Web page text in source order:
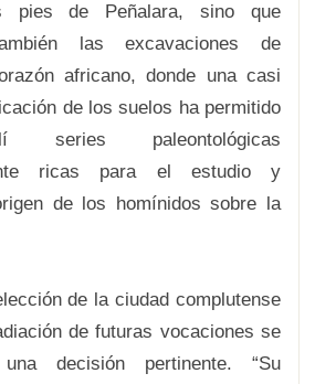
pies de Peñalara, sino que
las excavaciones de
africano, donde una casi
de los suelos ha permitido
series paleontológicas
ricas para el estudio y
de los homínidos sobre la
de la ciudad complutense
de futuras vocaciones se
decisión pertinente. “Su